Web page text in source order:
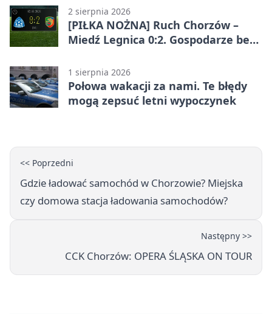
2 sierpnia 2026
[PIŁKA NOŻNA] Ruch Chorzów –
Miedź Legnica 0:2. Gospodarze bez
1 sierpnia 2026
Połowa wakacji za nami. Te błędy
mogą zepsuć letni wypoczynek
<< Poprzedni
Gdzie ładować samochód w Chorzowie? Miejska
czy domowa stacja ładowania samochodów?
Następny >>
CCK Chorzów: OPERA ŚLĄSKA ON TOUR